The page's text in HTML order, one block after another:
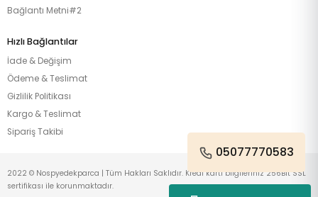
Bağlantı Metni#2
Hızlı Bağlantılar
İade & Değişim
Ödeme & Teslimat
Gizlilik Politikası
Kargo & Teslimat
Sipariş Takibi
05077770583
2022 © Nospyedekparca | Tüm Hakları Saklıdır. Kredi kartı bilgileriniz 256Bit SSL
sertifikası ile korunmaktadır.